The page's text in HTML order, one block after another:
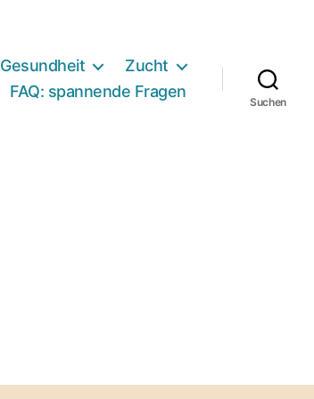
Gesundheit
Zucht
FAQ: spannende Fragen
Suchen